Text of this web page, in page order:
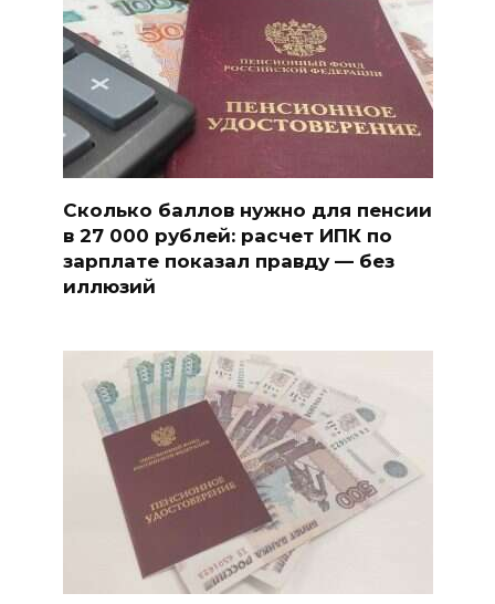
Сколько баллов нужно для пенсии
в 27 000 рублей: расчет ИПК по
зарплате показал правду — без
иллюзий